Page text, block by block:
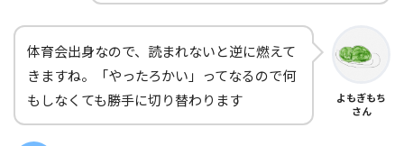
体育会出身なので、読まれないと逆に燃えて
きますね。「やったろかい」ってなるので何
もしなくても勝手に切り替わります
よもぎもち
さん